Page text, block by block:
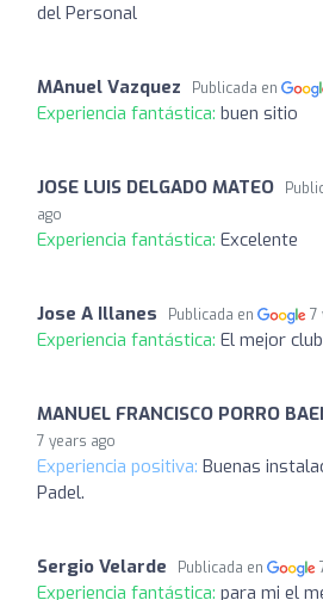
del Personal
MAnuel Vazquez Publicada en
Experiencia fantástica: buen sitio
JOSE LUIS DELGADO MATEO
ago
Experiencia fantástica: Excelente
Jose A Illanes Publicada en 7
Experiencia fantástica: El mejor
MANUEL FRANCISCO PORRO
7 years ago
Experiencia positiva: Buenas
Padel.
Sergio Velarde Publicada en
Experiencia fantástica: para mi el